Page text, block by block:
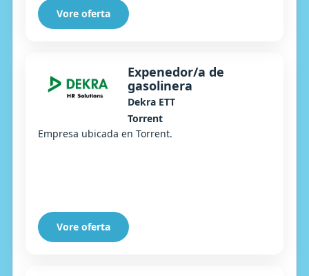
Vore oferta
Expenedor/a de
gasolinera
Dekra ETT
Torrent
Empresa ubicada en Torrent.
Vore oferta